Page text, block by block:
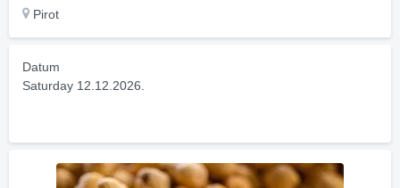
Pirot
Datum
Saturday 12.12.2026.